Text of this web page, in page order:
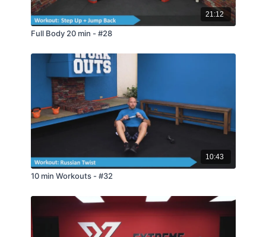
21:12
Full Body 20 min - #28
10:43
10 min Workouts - #32